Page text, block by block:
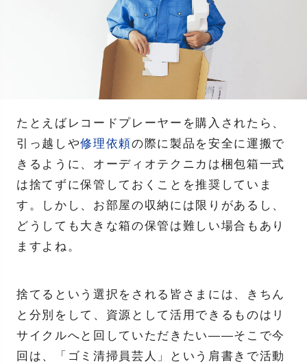
たとえばレコードプレーヤーを購入されたら、
引っ越しや修理依頼の際に製品を安全に運搬で
きるように、オーディオテクニカは梱包箱一式
は捨てずに保管しておくことを推奨していま
す。しかし、お部屋の収納には限りがあるし、
どうしても大きな箱の保管は難しい場合もあり
ますよね。
捨てるという選択をされる皆さまには、きちん
と分別をして、資源として活用できるものはリ
サイクルへと回していただきたい——そこで今
回は、「ゴミ清掃員芸人」という肩書きで活動